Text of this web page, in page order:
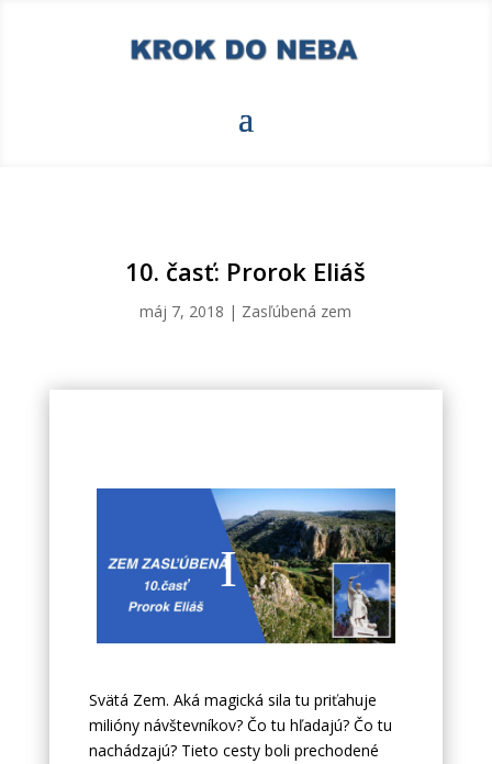
10. časť: Prorok Eliáš
máj 7, 2018 | Zasľúbená zem
Svätá Zem. Aká magická sila tu priťahuje
milióny návštevníkov? Čo tu hľadajú? Čo tu
nachádzajú? Tieto cesty boli prechodené